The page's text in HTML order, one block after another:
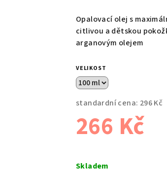
Opalovací olej s
citlivou a dětskou
arganovým olejem
VELIKOST
standardní cena: 296 Kč
266 Kč
cena:
Skladem